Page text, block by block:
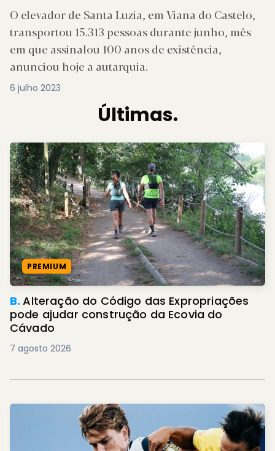
O elevador de Santa Luzia, em Viana do Castelo,
transportou 15.313 pessoas durante junho, mês
em que assinalou 100 anos de existência,
anunciou hoje a autarquia.
6 julho 2023
Últimas.
PREMIUM
B.Alteração do Código das Expropriações
pode ajudar construção da Ecovia do
Cávado
7 agosto 2026